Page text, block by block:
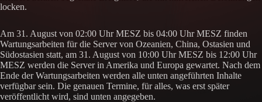
locken.
Am 31. August von 02:00 Uhr MESZ bis 04:00 Uhr MESZ finden
Wartungsarbeiten für die Server von Ozeanien, China, Ostasien und
Südostasien statt, am 31. August von 10:00 Uhr MESZ bis 12:00 Uhr
MESZ werden die Server in Amerika und Europa gewartet. Nach dem
Ende der Wartungsarbeiten werden alle unten angeführten Inhalte
verfügbar sein. Die genauen Termine, für alles, was erst später
veröffentlicht wird, sind unten angegeben.